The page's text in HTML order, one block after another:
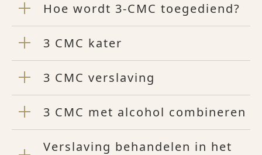
Hoe wordt 3-CMC toegediend?
3 CMC kater
3 CMC verslaving
3 CMC met alcohol combineren
Verslaving behandelen in het